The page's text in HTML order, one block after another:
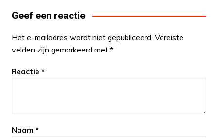
Geef een reactie
Het e-mailadres wordt niet gepubliceerd. Vereiste
velden zijn gemarkeerd met *
Reactie *
Naam *